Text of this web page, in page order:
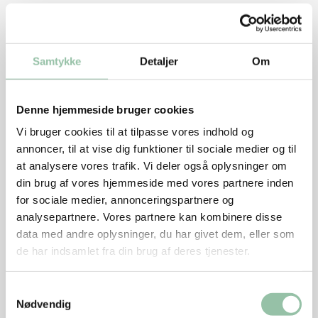
Samtykke Detaljer Om
Denne hjemmeside bruger cookies
Vi bruger cookies til at tilpasse vores indhold og
annoncer, til at vise dig funktioner til sociale medier og til
at analysere vores trafik. Vi deler også oplysninger om
din brug af vores hjemmeside med vores partnere inden
for sociale medier, annonceringspartnere og
analysepartnere. Vores partnere kan kombinere disse
data med andre oplysninger, du har givet dem, eller som
de har indsamlet fra din brug af deres tjenester.
Nødvendig
Blend de bagte grøntsager og si saucen. Varm saucen
lige før servering og pisk koldt smør i. Smag til med
Rist pecannødderne på en pande med ½ spsk olie.
Skær hver pecannød i 2-4 stykker på langs.
Fjern de yderste blade på kinakålen. Skær resten i 8
både. Kog kinakålen i 1 dl vand med ½ spsk olie og
salt i 2 minutter under låg. Fjern låget og kog i 2
minutter. Kålen skal stadig have bid. Hæld
overskydende vand fra, hvis væsken ikke er kogt væk.
strimler.